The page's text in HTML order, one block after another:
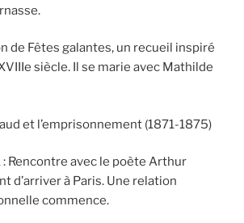
de Fêtes galantes, un recueil inspiré
siècle. Il se marie avec Mathilde
et l’emprisonnement (1871-1875)
Rencontre avec le poète Arthur
d’arriver à Paris. Une relation
commence.